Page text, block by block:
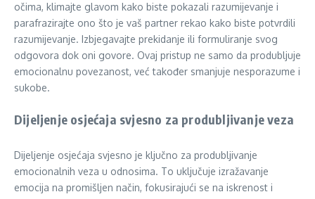
očima, klimajte glavom kako biste pokazali razumijevanje i
parafrazirajte ono što je vaš partner rekao kako biste potvrdili
razumijevanje. Izbjegavajte prekidanje ili formuliranje svog
odgovora dok oni govore. Ovaj pristup ne samo da produbljuje
emocionalnu povezanost, već također smanjuje nesporazume i
sukobe.
Dijeljenje osjećaja svjesno za produbljivanje veza
Dijeljenje osjećaja svjesno je ključno za produbljivanje
emocionalnih veza u odnosima. To uključuje izražavanje
emocija na promišljen način, fokusirajući se na iskrenost i